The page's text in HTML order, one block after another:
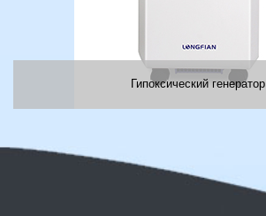
Гипоксический генератор